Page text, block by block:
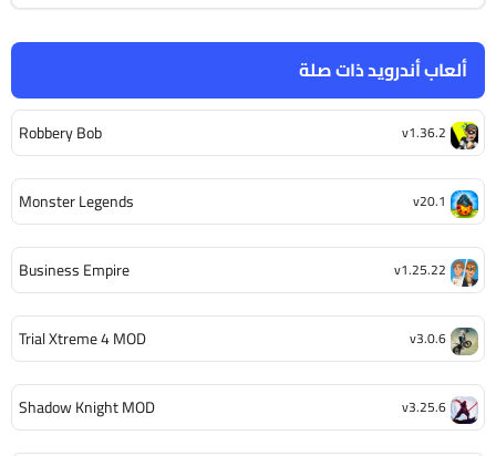
ألعاب أندرويد ذات صلة
Robbery Bob v1.36.2
Monster Legends v20.1
Business Empire v1.25.22
Trial Xtreme 4 MOD v3.0.6
Shadow Knight MOD v3.25.6